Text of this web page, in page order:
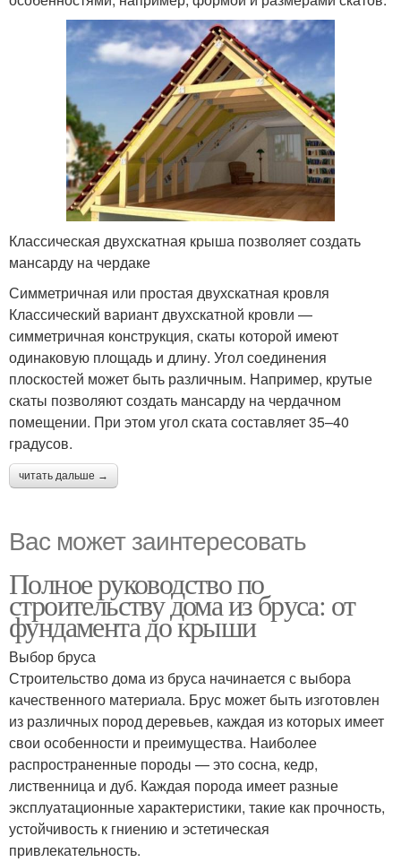
Классическая двухскатная крыша позволяет создать
мансарду на чердаке
Симметричная или простая двухскатная кровля
Классический вариант двухскатной кровли —
симметричная конструкция, скаты которой имеют
одинаковую площадь и длину. Угол соединения
плоскостей может быть различным. Например, крутые
скаты позволяют создать мансарду на чердачном
помещении. При этом угол ската составляет 35–40
градусов.
читать дальше →
Вас может заинтересовать
Полное руководство по
строительству дома из бруса: от
фундамента до крыши
Выбор бруса
Строительство дома из бруса начинается с выбора
качественного материала. Брус может быть изготовлен
из различных пород деревьев, каждая из которых имеет
свои особенности и преимущества. Наиболее
распространенные породы — это сосна, кедр,
лиственница и дуб. Каждая порода имеет разные
эксплуатационные характеристики, такие как прочность,
устойчивость к гниению и эстетическая
привлекательность.